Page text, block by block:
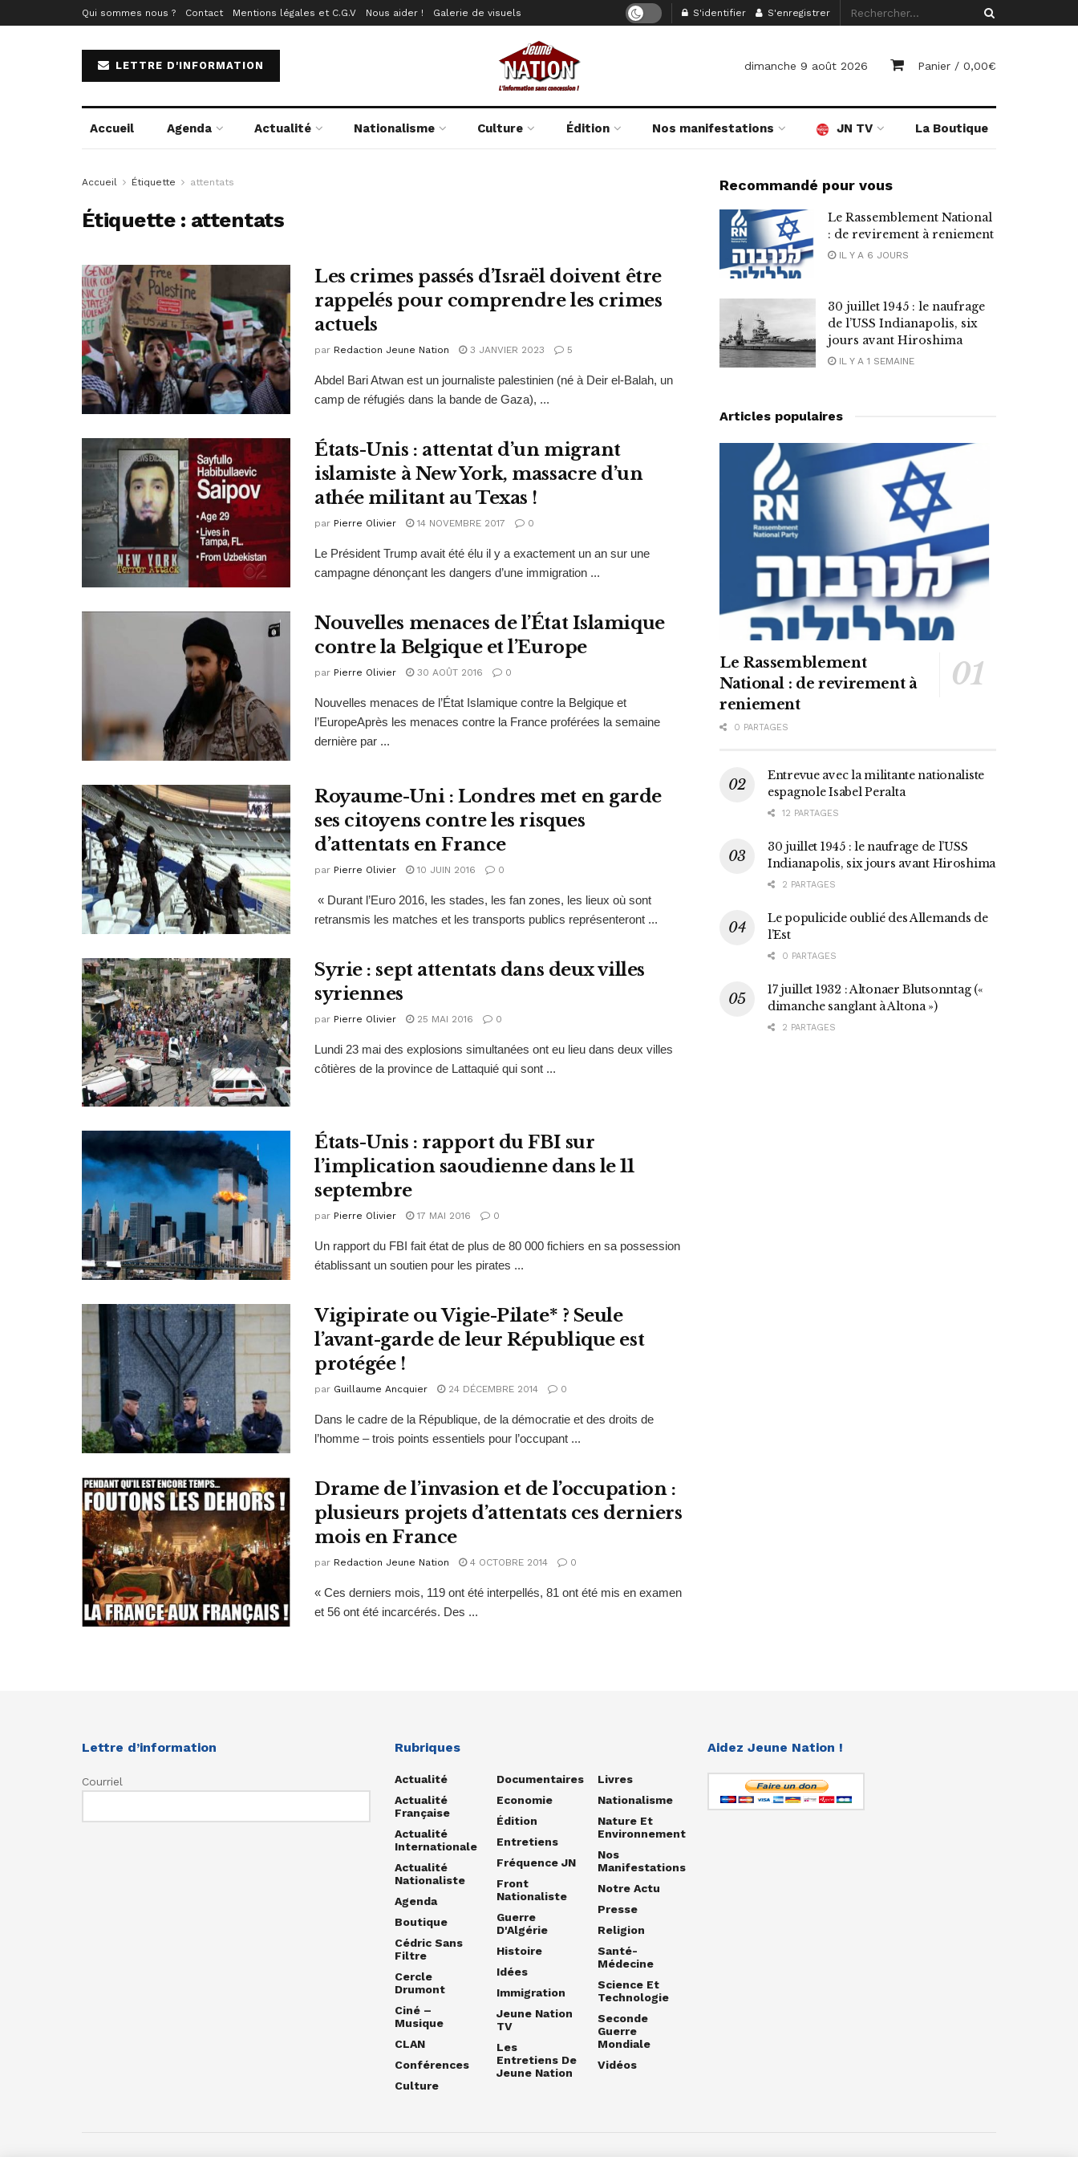
Qui sommes nous ? Contact Mentions légales et C.G.V Nous aider ! Galerie de visuels S'identifier S'enregistrer
LETTRE D'INFORMATION dimanche 9 août 2026 Panier / 0,00€
Accueil Agenda Actualité Nationalisme Culture Édition Nos manifestations JN TV La Boutique
Accueil Étiquette attentats
Étiquette : attentats
Les crimes passés d’Israël doivent être
rappelés pour comprendre les crimes
actuels
par Redaction Jeune Nation 3 JANVIER 2023 5
Abdel Bari Atwan est un journaliste palestinien (né à Deir el-Balah, un
camp de réfugiés dans la bande de Gaza), ...
États-Unis : attentat d’un migrant
islamiste à New York, massacre d’un
athée militant au Texas !
par Pierre Olivier 14 NOVEMBRE 2017 0
Le Président Trump avait été élu il y a exactement un an sur une
campagne dénonçant les dangers d’une immigration ...
Nouvelles menaces de l’État Islamique
contre la Belgique et l’Europe
par Pierre Olivier 30 AOÛT 2016 0
Nouvelles menaces de l’État Islamique contre la Belgique et
l’EuropeAprès les menaces contre la France proférées la semaine
dernière par ...
Royaume-Uni : Londres met en garde
ses citoyens contre les risques
d’attentats en France
par Pierre Olivier 10 JUIN 2016 0
« Durant l’Euro 2016, les stades, les fan zones, les lieux où sont
retransmis les matches et les transports publics représenteront ...
Syrie : sept attentats dans deux villes
syriennes
par Pierre Olivier 25 MAI 2016 0
Lundi 23 mai des explosions simultanées ont eu lieu dans deux villes
côtières de la province de Lattaquié qui sont ...
États-Unis : rapport du FBI sur
l’implication saoudienne dans le 11
septembre
par Pierre Olivier 17 MAI 2016 0
Un rapport du FBI fait état de plus de 80 000 fichiers en sa possession
établissant un soutien pour les pirates ...
Vigipirate ou Vigie-Pilate* ? Seule
l’avant-garde de leur République est
protégée !
par Guillaume Ancquier 24 DÉCEMBRE 2014 0
Dans le cadre de la République, de la démocratie et des droits de
l’homme – trois points essentiels pour l’occupant ...
Drame de l’invasion et de l’occupation :
plusieurs projets d’attentats ces derniers
mois en France
par Redaction Jeune Nation 4 OCTOBRE 2014 0
« Ces derniers mois, 119 ont été interpellés, 81 ont été mis en examen
et 56 ont été incarcérés. Des ...
Recommandé pour vous
Le Rassemblement National
: de revirement à reniement
IL Y A 6 JOURS
30 juillet 1945 : le naufrage
de l’USS Indianapolis, six
jours avant Hiroshima
IL Y A 1 SEMAINE
Articles populaires
Le Rassemblement
National : de revirement à
reniement
0 PARTAGES
Entrevue avec la militante nationaliste
espagnole Isabel Peralta
12 PARTAGES
30 juillet 1945 : le naufrage de l’USS
Indianapolis, six jours avant Hiroshima
2 PARTAGES
Le populicide oublié des Allemands de
l’Est
0 PARTAGES
17 juillet 1932 : Altonaer Blutsonntag («
dimanche sanglant à Altona »)
2 PARTAGES
Lettre d’information
Courriel
Rubriques
Actualité
Actualité
Française
Actualité
Internationale
Actualité
Nationaliste
Agenda
Boutique
Cédric Sans
Filtre
Cercle
Drumont
Ciné –
Musique
CLAN
Conférences
Culture
Documentaires
Economie
Édition
Entretiens
Fréquence JN
Front
Nationaliste
Guerre
D'Algérie
Histoire
Idées
Immigration
Jeune Nation
TV
Les
Entretiens De
Jeune Nation
Livres
Nationalisme
Nature Et
Environnement
Nos
Manifestations
Notre Actu
Presse
Religion
Santé-
Médecine
Science Et
Technologie
Seconde
Guerre
Mondiale
Vidéos
Aidez Jeune Nation !